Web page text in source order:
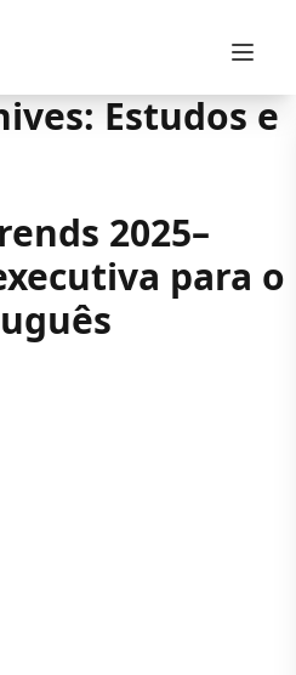
Estudos e
2025–
para o